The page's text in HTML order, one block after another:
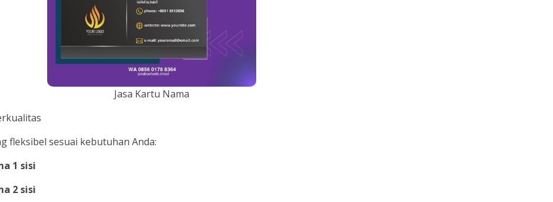
Jasa Kartu Nama
fleksibel sesuai kebutuhan Anda:
1 sisi
2 sisi